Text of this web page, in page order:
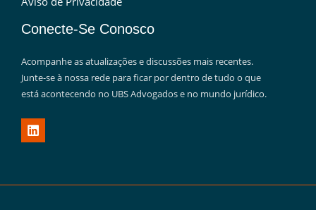
Conecte-Se Conosco
Acompanhe as atualizações e discussões mais recentes.
Junte-se à nossa rede para ficar por dentro de tudo o que
está acontecendo no UBS Advogados e no mundo jurídico.